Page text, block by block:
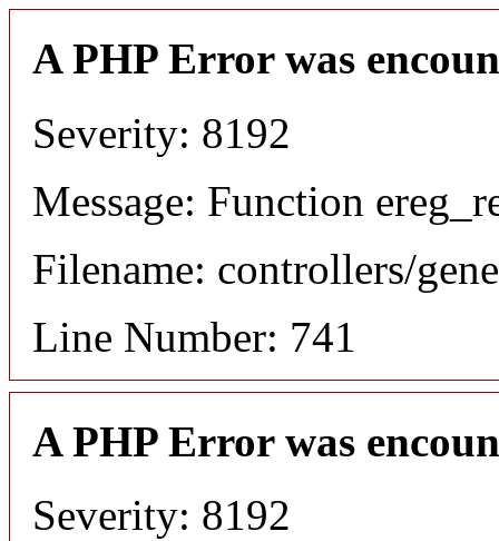
A PHP Error was
Severity: 8192
Message: Function
Filename: controllers/
Line Number: 741
A PHP Error was
Severity: 8192